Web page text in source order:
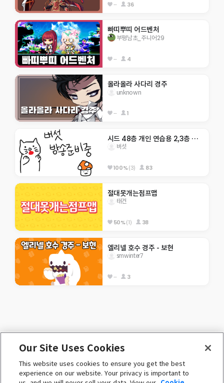
-- 36
빠띠뿌띠 어드벤처
부평남초_주니어29
-- 4
올라올라 사다리 경주
unknown
-- 1
시드 48층 개인 연습용 2,3층 텔포O
버섯
100%(3) 83
절대못개는점프맵
태건
50%(1) 38
엘리넬 호수 경주 - 보현
smwinter7
-- 3
ⓒ Nexon Korea Corp. & Toben Studio Inc.
Our Site Uses Cookies
This website uses cookies to ensure you get the best
experience on our website. Your privacy is important to